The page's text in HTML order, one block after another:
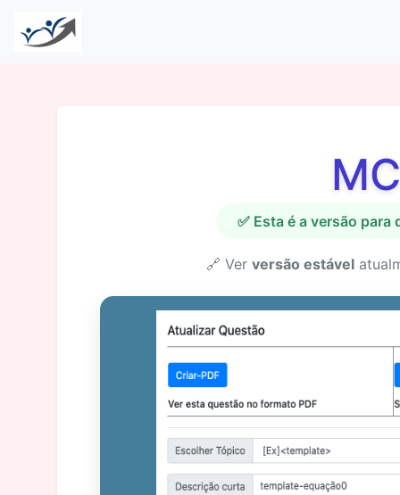
✅ Esta é a versão
🔗 Ver versão estável